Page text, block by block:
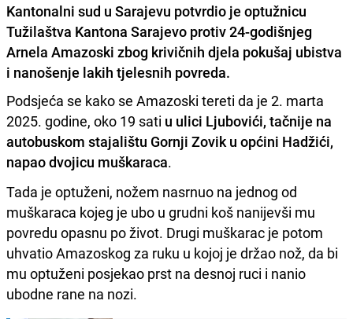
Kantonalni sud u Sarajevu potvrdio je optužnicu
Tužilaštva Kantona Sarajevo protiv 24-godišnjeg
Arnela Amazoski zbog krivičnih djela pokušaj ubistva
i nanošenje lakih tjelesnih povreda.
Podsjeća se kako se Amazoski tereti da je 2. marta
2025. godine, oko 19 sati u ulici Ljubovići, tačnije na
autobuskom stajalištu Gornji Zovik u općini Hadžići,
napao dvojicu muškaraca.
Tada je optuženi, nožem nasrnuo na jednog od
muškaraca kojeg je ubo u grudni koš nanijevši mu
povredu opasnu po život. Drugi muškarac je potom
uhvatio Amazoskog za ruku u kojoj je držao nož, da bi
mu optuženi posjekao prst na desnoj ruci i nanio
ubodne rane na nozi.